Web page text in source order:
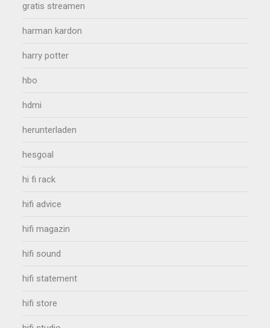
gratis streamen
harman kardon
harry potter
hbo
hdmi
herunterladen
hesgoal
hi fi rack
hifi advice
hifi magazin
hifi sound
hifi statement
hifi store